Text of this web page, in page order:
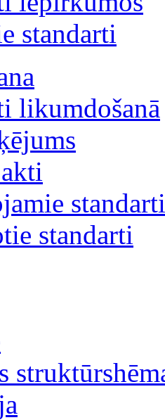
standarti
likumdošanā
standarti
standarti